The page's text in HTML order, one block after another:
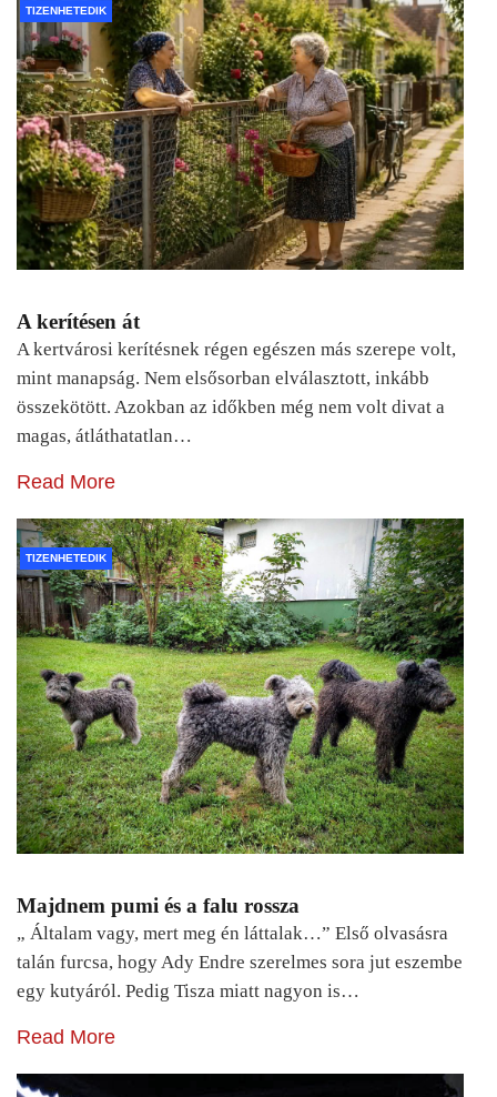
TIZENHETEDIK
A kerítésen át
A kertvárosi kerítésnek régen egészen más szerepe volt,
mint manapság. Nem elsősorban elválasztott, inkább
összekötött. Azokban az időkben még nem volt divat a
magas, átláthatatlan…
Read More
TIZENHETEDIK
Majdnem pumi és a falu rossza
„ Általam vagy, mert meg én láttalak…” Első olvasásra
talán furcsa, hogy Ady Endre szerelmes sora jut eszembe
egy kutyáról. Pedig Tisza miatt nagyon is…
Read More